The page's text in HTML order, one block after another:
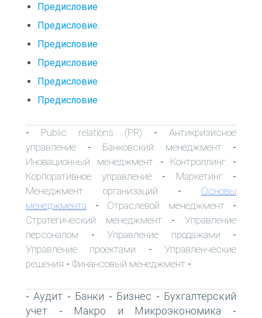
Предисловие
Предисловие.
Предисловие
Предисловие
Предисловие
Предисловие
- Public relations (PR) -Антикризисное
управление - Банковский менеджмент -
Иновационный менеджмент - Контроллинг -
Корпоративное управление- Маркетинг-
Менеджмент организаций - Основы
менеджмента - Отраслевой менеджмент -
Стратегический менеджмент -Управление
персоналом - Управление продажами -
Управление проектами -Управленческие
решения - Финансовый менеджмент -
-Аудит - Банки - Бизнес - Бухгалтерский
учет - Макро и Микроэкономика -